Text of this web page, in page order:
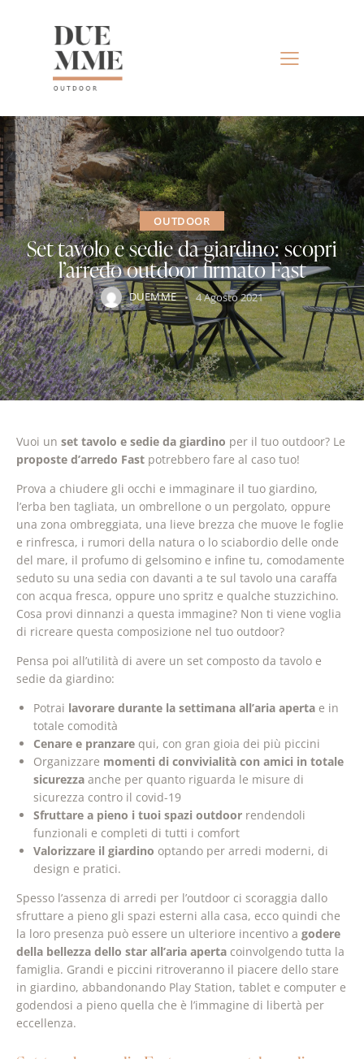
OUTDOOR
Set tavolo e sedie da giardino: scopri
l’arredo outdoor firmato Fast
DUEMME 4 Agosto 2021
Vuoi un set tavolo e sedie da giardino per il tuo outdoor? Le
proposte d’arredo Fast potrebbero fare al caso tuo!
Prova a chiudere gli occhi e immaginare il tuo giardino,
l’erba ben tagliata, un ombrellone o un pergolato, oppure
una zona ombreggiata, una lieve brezza che muove le foglie
e rinfresca, i rumori della natura o lo sciabordio delle onde
del mare, il profumo di gelsomino e infine tu, comodamente
seduto su una sedia con davanti a te sul tavolo una caraffa
con acqua fresca, oppure uno spritz e qualche stuzzichino.
Cosa provi dinnanzi a questa immagine? Non ti viene voglia
di ricreare questa composizione nel tuo outdoor?
Pensa poi all’utilità di avere un set composto da tavolo e
sedie da giardino:
Potrai lavorare durante la settimana all’aria aperta e in
totale comodità
Cenare e pranzare qui, con gran gioia dei più piccini
Organizzare momenti di convivialità con amici in totale
sicurezza anche per quanto riguarda le misure di
sicurezza contro il covid-19
Sfruttare a pieno i tuoi spazi outdoor rendendoli
funzionali e completi di tutti i comfort
Valorizzare il giardino optando per arredi moderni, di
design e pratici.
Spesso l’assenza di arredi per l’outdoor ci scoraggia dallo
sfruttare a pieno gli spazi esterni alla casa, ecco quindi che
la loro presenza può essere un ulteriore incentivo a godere
della bellezza dello star all’aria aperta coinvolgendo tutta la
famiglia. Grandi e piccini ritroveranno il piacere dello stare
in giardino, abbandonando Play Station, tablet e computer e
godendosi a pieno quella che è l’immagine di libertà per
eccellenza.